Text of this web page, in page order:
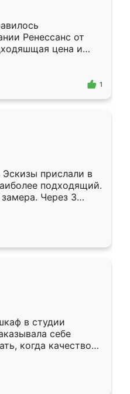
Ренессанс от
цена и
Приехавший
самый
1
Эскизы прислали в
подходящий.
Через 3
Остались
Ренессанс
работу!
в студии
себе
когда качеством
кухня уже почти